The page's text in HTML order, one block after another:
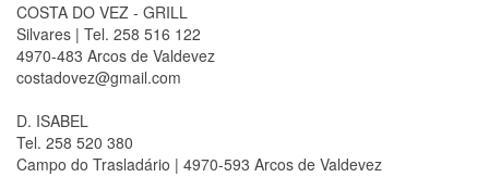
COSTA DO VEZ - GRILL
Silvares | Tel. 258 516 122
4970-483 Arcos de Valdevez
costadovez@gmail.com
D. ISABEL
Tel. 258 520 380
Campo do Trasladário | 4970-593 Arcos de Valdevez